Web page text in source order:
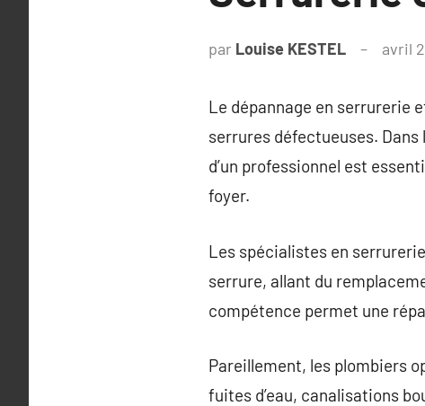
par Louise KESTEL avril
Le dépannage en serrurerie
serrures défectueuses. Dans
d’un professionnel est
foyer.
Les spécialistes en
serrure, allant du
compétence permet une
Pareillement, les plombiers
fuites d’eau, canalisations